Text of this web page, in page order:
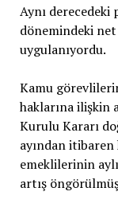
Aynı
dönemindeki
uygulanıyordu.
Kamu
haklarına ilişkin
Kurulu Kararı
ayından
emeklilerinin
artış